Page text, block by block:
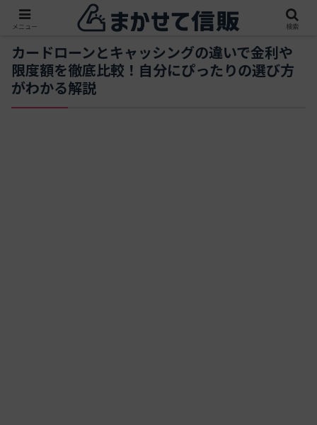
カードローンとキャッシングの違いで金利や
限度額を徹底比較！自分にぴったりの選び方
がわかる解説
メニュー 検索